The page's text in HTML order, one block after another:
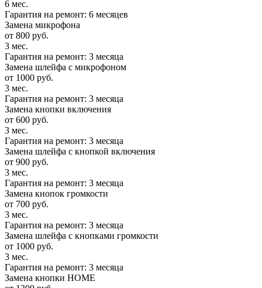
6 мес.
Гарантия на ремонт: 6 месяцев
Замена микрофона
от 800 руб.
3 мес.
Гарантия на ремонт: 3 месяца
Замена шлейфа с микрофоном
от 1000 руб.
3 мес.
Гарантия на ремонт: 3 месяца
Замена кнопки включения
от 600 руб.
3 мес.
Гарантия на ремонт: 3 месяца
Замена шлейфа с кнопкой включения
от 900 руб.
3 мес.
Гарантия на ремонт: 3 месяца
Замена кнопок громкости
от 700 руб.
3 мес.
Гарантия на ремонт: 3 месяца
Замена шлейфа с кнопками громкости
от 1000 руб.
3 мес.
Гарантия на ремонт: 3 месяца
Замена кнопки HOME